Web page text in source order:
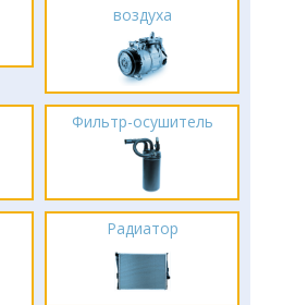
воздуха
Фильтр-осушитель
Радиатор